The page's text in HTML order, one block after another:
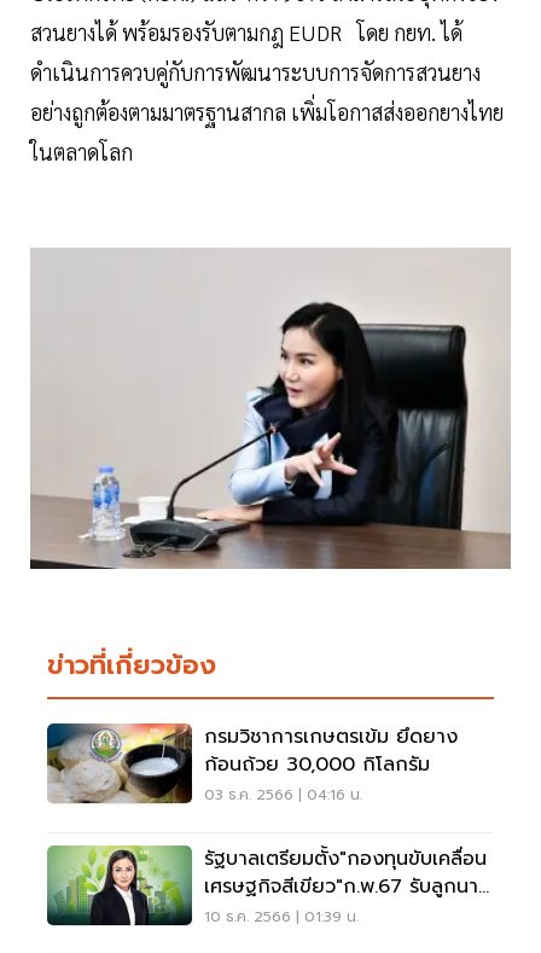
สวนยางได้ พร้อมรองรับตามกฎ EUDR โดย กยท. ได้
ดำเนินการควบคู่กับการพัฒนาระบบการจัดการสวนยาง
อย่างถูกต้องตามมาตรฐานสากล เพิ่มโอกาสส่งออกยางไทย
ในตลาดโลก
ข่าวที่เกี่ยวข้อง
กรมวิชาการเกษตรเข้ม ยึดยาง
ก้อนถ้วย 30,000 กิโลกรัม
03 ธ.ค. 2566 | 04:16 น.
รัฐบาลเตรียมตั้ง"กองทุนขับเคลื่อน
เศรษฐกิจสีเขียว"ก.พ.67 รับลูกนา
ยกฯ
10 ธ.ค. 2566 | 01:39 น.